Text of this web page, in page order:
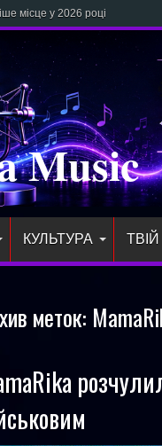
місце у 2026 році — Direct:
Music
КУЛЬТУРА
меток: